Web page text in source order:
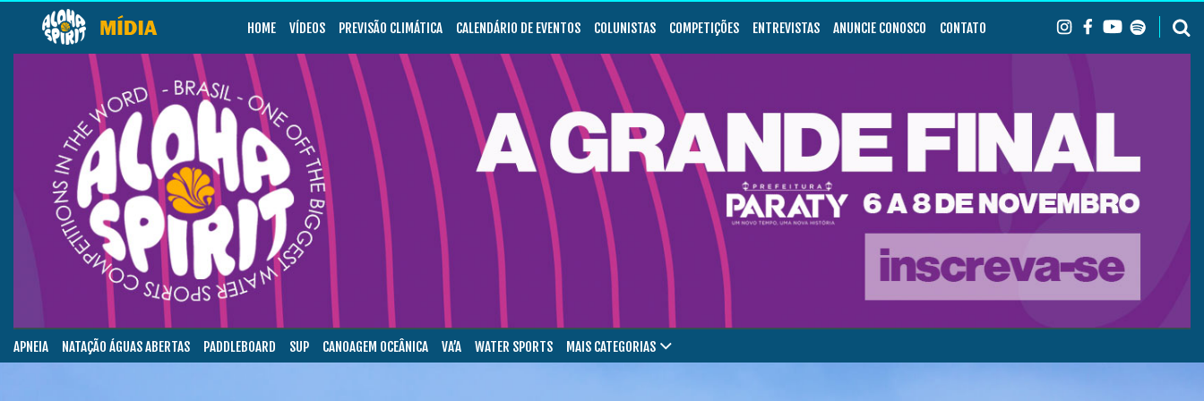
HOME VÍDEOS PREVISÃO CLIMÁTICA CALENDÁRIO DE EVENTOS COLUNISTAS COMPETIÇÕES ENTREVISTAS ANUNCIE CONOSCO CONTATO
APNEIA NATAÇÃO ÁGUAS ABERTAS PADDLEBOARD SUP CANOAGEM OCEÂNICA VA’A WATER SPORTS MAIS CATEGORIAS